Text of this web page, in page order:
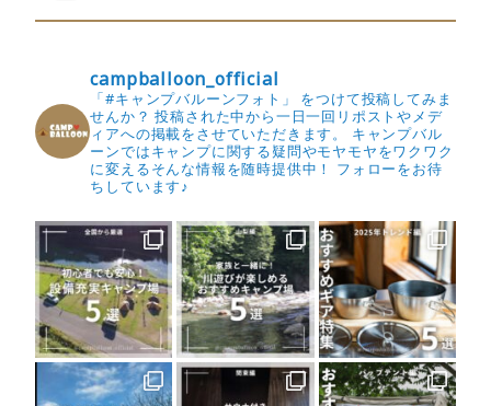
campballoon_official
「#キャンプバルーンフォト」 をつけて投稿してみま
せんか？ 投稿された中から一日一回リポストやメデ
ィアへの掲載をさせていただきます。
キャンプバル
ーンではキャンプに関する疑問やモヤモヤをワクワク
に変えるそんな情報を随時提供中！
フォローをお待
ちしています♪